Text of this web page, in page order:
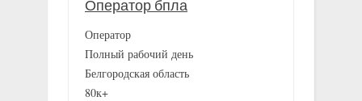
Оператор бпла
Оператор
Полный рабочий день
Белгородская область
80к+